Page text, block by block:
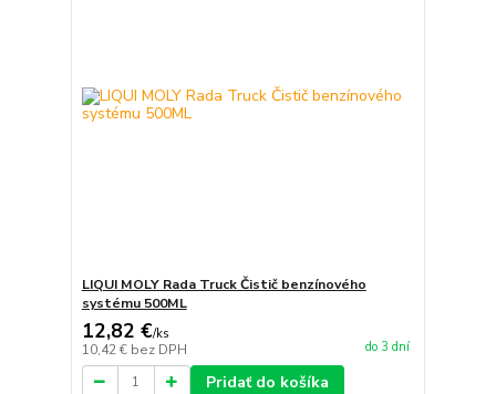
LIQUI MOLY Rada Truck Čistič benzínového
systému 500ML
12,82 €/ks
10,42 € bez DPH do 3 dní
Pridať do košíka